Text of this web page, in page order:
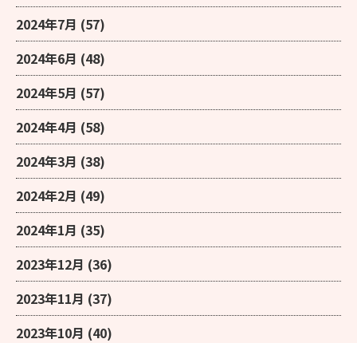
2024年7月 (57)
2024年6月 (48)
2024年5月 (57)
2024年4月 (58)
2024年3月 (38)
2024年2月 (49)
2024年1月 (35)
2023年12月 (36)
2023年11月 (37)
2023年10月 (40)